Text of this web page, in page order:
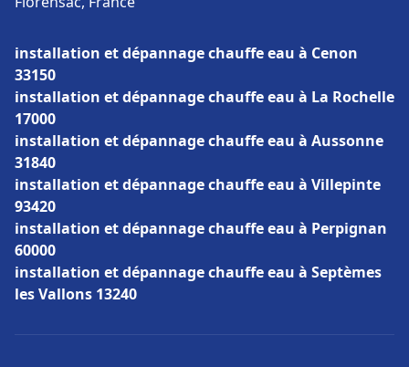
installation et dépannage chauffe eau à Cenon
33150
installation et dépannage chauffe eau à La Rochelle
17000
installation et dépannage chauffe eau à Aussonne
31840
installation et dépannage chauffe eau à Villepinte
93420
installation et dépannage chauffe eau à Perpignan
60000
installation et dépannage chauffe eau à Septèmes
les Vallons 13240